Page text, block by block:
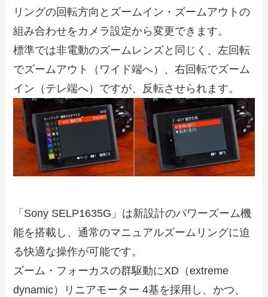
リングの回転方向とズームイン・ズームアウトの
組み合わせをカメラ設定から変更できます。
標準では非電動のズームレンズと同じく、左回転
でズームアウト（ワイド端へ）、右回転でズーム
イン（テレ端へ）ですが、反転させられます。
「Sony SELP1635G」は新設計のパワーズーム機
能を搭載し、通常のマニュアルズームリングに迫
る快適な操作が可能です。
ズーム・フォーカスの群駆動にXD（extreme
dynamic）リニアモーター 4基を採用し、かつ、